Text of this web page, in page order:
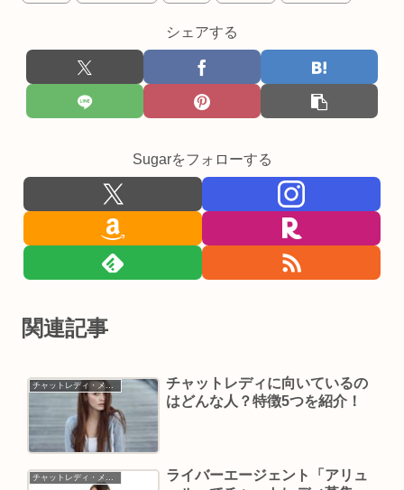
シェアする
Sugarをフォローする
関連記事
チャットレディ・メールレディ
チャットレディに向いているの
はどんな人？特徴5つを紹介！
ライバーエージェント「アリュ